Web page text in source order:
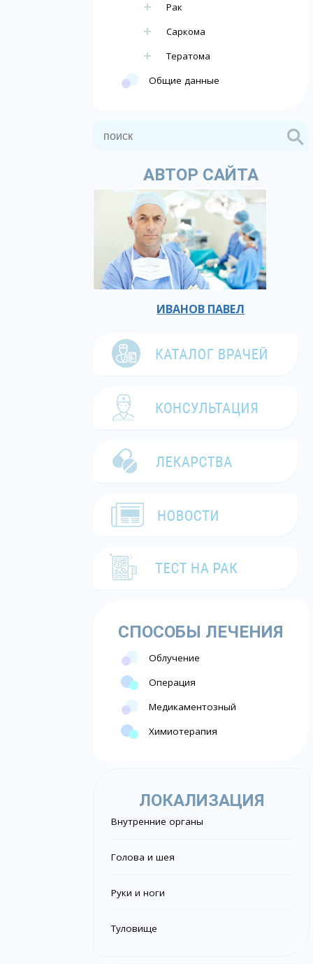
Рак
Саркома
Тератома
Общие данные
АВТОР САЙТА
ИВАНОВ ПАВЕЛ
СПОСОБЫ ЛЕЧЕНИЯ
Облучение
Операция
Медикаментозный
Химиотерапия
ЛОКАЛИЗАЦИЯ
Внутренние органы
Голова и шея
Руки и ноги
Туловище